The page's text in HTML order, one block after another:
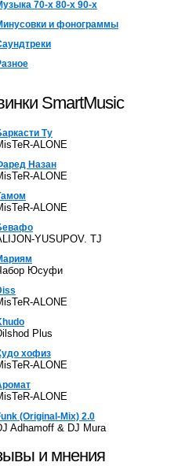
70-х 80-х 90-х
и фонограммы
SmartMusic
Ту
ALONE
Назан
ALONE
ALONE
YUSUPOV. TJ
Юсуфи
ALONE
Plus
хофиз
ALONE
ALONE
(Original-Mix) 2.0
Adhamoff & DJ Mura
и мнения